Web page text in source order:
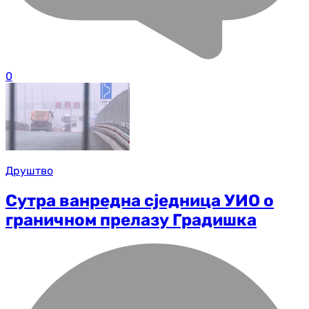
0
Друштво
Сутра ванредна сједница УИО о
граничном прелазу Градишка